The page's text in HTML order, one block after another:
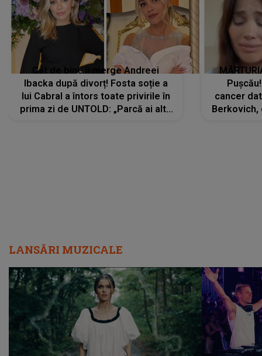
Cât de bine îi merge Andreei
Ibacka după divorț! Fosta soție a
lui Cabral a întors toate privirile în
prima zi de UNTOLD: „Parcă ai altă
cancer
Berkovich,
LANSĂRI MUZICALE